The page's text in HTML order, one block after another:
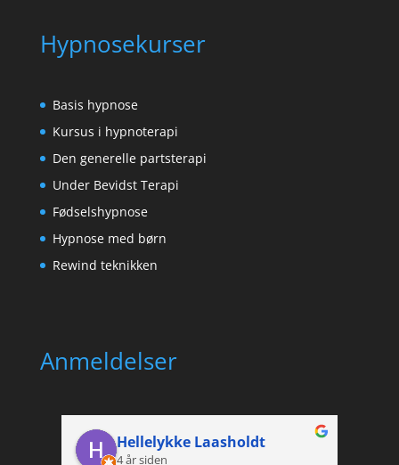
Hypnosekurser
Basis hypnose
Kursus i hypnoterapi
Den generelle partsterapi
Under Bevidst Terapi
Fødselshypnose
Hypnose med børn
Rewind teknikken
Anmeldelser
Hellelykke Laasholdt
4 år siden